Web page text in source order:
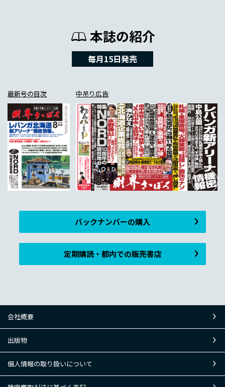
本誌の紹介
毎月15日発売
最新号の目次 中吊り広告
バックナンバーの購入
定期購読・都内での販売書店
会社概要
出版物
個人情報の取り扱いについて